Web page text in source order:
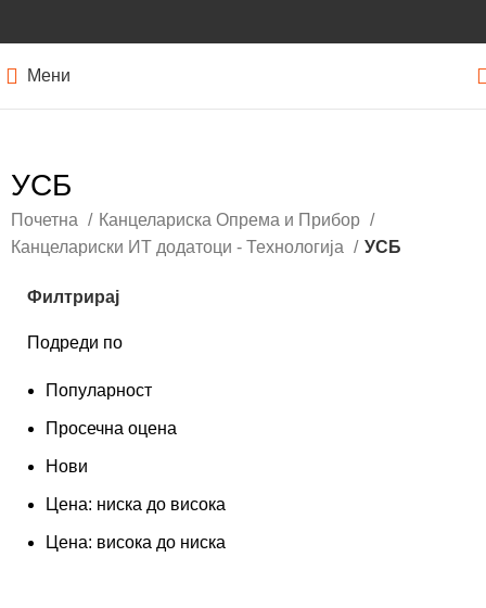
Мени
УСБ
Почетна
Канцелариска Опрема и Прибор
Канцелариски ИТ додатоци - Технологија
УСБ
Филтрирај
Подреди по
Популарност
Просечна оцена
Нови
Цена: ниска до висока
Цена: висока до ниска